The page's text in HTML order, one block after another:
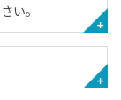
い。